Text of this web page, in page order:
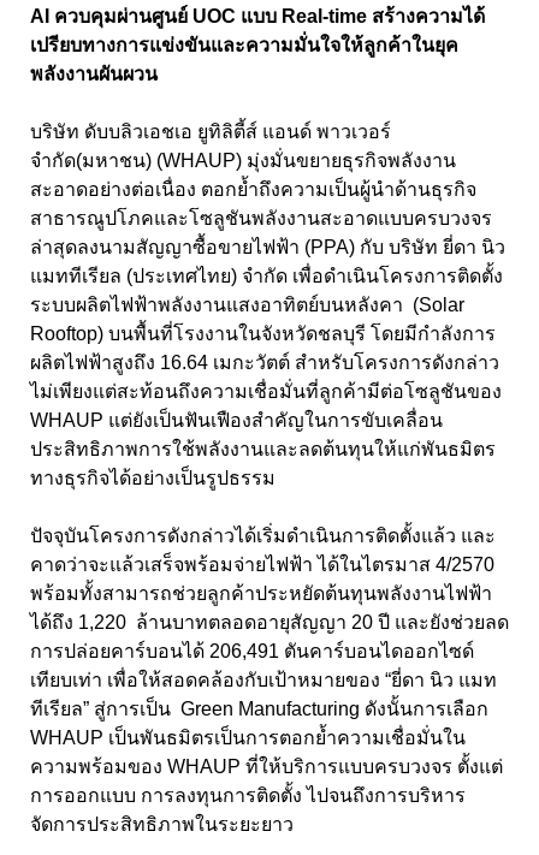
AI ควบคุมผ่านศูนย์ UOC แบบ Real-time สร้างความได้
เปรียบทางการแข่งขันและความมั่นใจให้ลูกค้าในยุค
พลังงานผันผวน
บริษัท ดับบลิวเอชเอ ยูทิลิตี้ส์ แอนด์ พาวเวอร์
จำกัด(มหาชน) (WHAUP) มุ่งมั่นขยายธุรกิจพลังงาน
สะอาดอย่างต่อเนื่อง ตอกย้ำถึงความเป็นผู้นำด้านธุรกิจ
สาธารณูปโภคและโซลูชันพลังงานสะอาดแบบครบวงจร
ล่าสุดลงนามสัญญาซื้อขายไฟฟ้า (PPA) กับ บริษัท ยี่ดา นิว
แมททีเรียล (ประเทศไทย) จำกัด เพื่อดำเนินโครงการติดตั้ง
ระบบผลิตไฟฟ้าพลังงานแสงอาทิตย์บนหลังคา (Solar
Rooftop) บนพื้นที่โรงงานในจังหวัดชลบุรี โดยมีกำลังการ
ผลิตไฟฟ้าสูงถึง 16.64 เมกะวัตต์ สำหรับโครงการดังกล่าว
ไม่เพียงแต่สะท้อนถึงความเชื่อมั่นที่ลูกค้ามีต่อโซลูชันของ
WHAUP แต่ยังเป็นฟันเฟืองสำคัญในการขับเคลื่อน
ประสิทธิภาพการใช้พลังงานและลดต้นทุนให้แก่พันธมิตร
ทางธุรกิจได้อย่างเป็นรูปธรรม
ปัจจุบันโครงการดังกล่าวได้เริ่มดำเนินการติดตั้งแล้ว และ
คาดว่าจะแล้วเสร็จพร้อมจ่ายไฟฟ้า ได้ในไตรมาส 4/2570
พร้อมทั้งสามารถช่วยลูกค้าประหยัดต้นทุนพลังงานไฟฟ้า
ได้ถึง 1,220 ล้านบาทตลอดอายุสัญญา 20 ปี และยังช่วยลด
การปล่อยคาร์บอนได้ 206,491 ตันคาร์บอนไดออกไซด์
เทียบเท่า เพื่อให้สอดคล้องกับเป้าหมายของ “ยี่ดา นิว แมท
ทีเรียล” สู่การเป็น Green Manufacturing ดังนั้นการเลือก
WHAUP เป็นพันธมิตรเป็นการตอกย้ำความเชื่อมั่นใน
ความพร้อมของ WHAUP ที่ให้บริการแบบครบวงจร ตั้งแต่
การออกแบบ การลงทุนการติดตั้ง ไปจนถึงการบริหาร
จัดการประสิทธิภาพในระยะยาว